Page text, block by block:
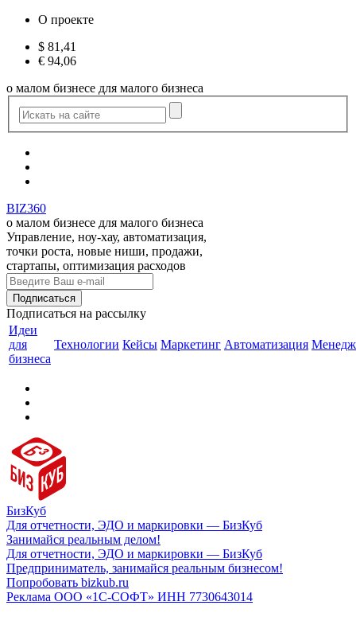
О проекте
$ 81,41
€ 94,06
о малом бизнесе для малого бизнеса
BIZ360
о малом бизнесе для малого бизнеса
Управление, ноу-хау, автоматизация,
точки роста, новые ниши, продажи,
стартапы, оптимизация расходов
Подписаться на рассылку
Идеи
для
бизнеса
Технологии Кейсы Маркетинг Автоматизация
БизКуб
Для отчетности, ЭДО и маркировки — БизКуб
Занимайся реальным делом!
Для отчетности, ЭДО и маркировки — БизКуб
Предприниматель, занимайся реальным бизнесом!
Попробовать bizkub.ru
Реклама ООО «1С-СОФТ» ИНН 7730643014